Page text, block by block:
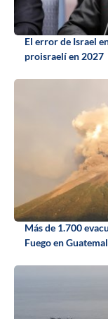
El error de Israel
proisraelí en 2027
Más de 1.700
Fuego en